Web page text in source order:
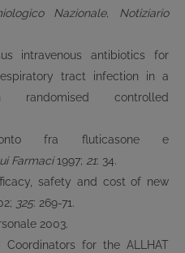
Nazionale, Notiziario
intravenous antibiotics for
tract infection in a
controlled
fra fluticasone e
Farmaci1997; 21: 34.
safety and cost of new
325: 269-71.
2003.
Coordinators for the ALLHAT